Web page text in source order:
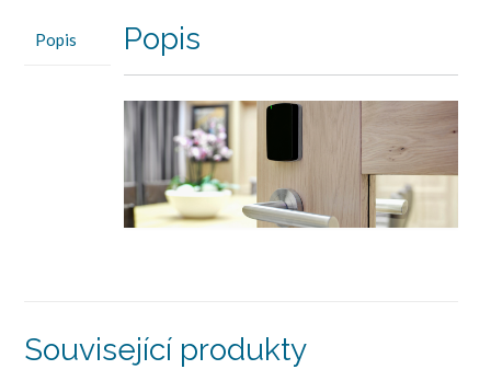
Popis Popis
Související produkty